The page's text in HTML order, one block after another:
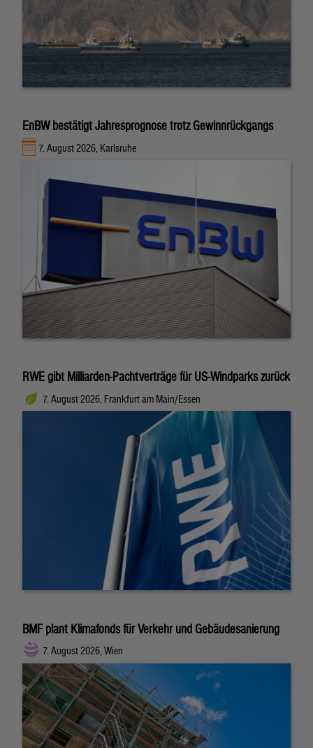
EnBW bestätigt Jahresprognose trotz Gewinnrückgangs
7. August 2026, Karlsruhe
RWE gibt Milliarden-Pachtverträge für US-Windparks zurück
7. August 2026, Frankfurt am Main/Essen
BMF plant Klimafonds für Verkehr und Gebäudesanierung
7. August 2026, Wien